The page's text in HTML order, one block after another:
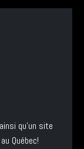
qu'un site
Québec!